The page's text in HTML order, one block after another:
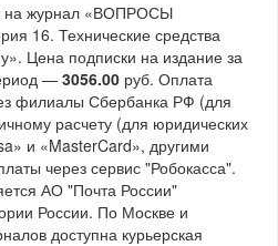
на журнал «ВОПРОСЫ
16. Технические средства
Цена подписки на издание за
— 3056.00 руб. Оплата
филиалы Сбербанка РФ (для
расчету (для юридических
и «MasterCard», другими
через сервис "Робокасса".
АО "Почта России"
России. По Москве и
доступна курьерская